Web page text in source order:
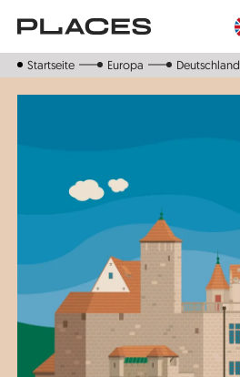
zum
Inhalt
Startseite Europa Deutschland